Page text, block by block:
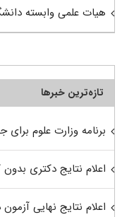
هیات علمی وابسته
تازه‌ترین خبرها
برنامه وزارت علوم
اعلام نتایج دکتری بدون
اعلام نتایج نهایی آزمون دکتری سال